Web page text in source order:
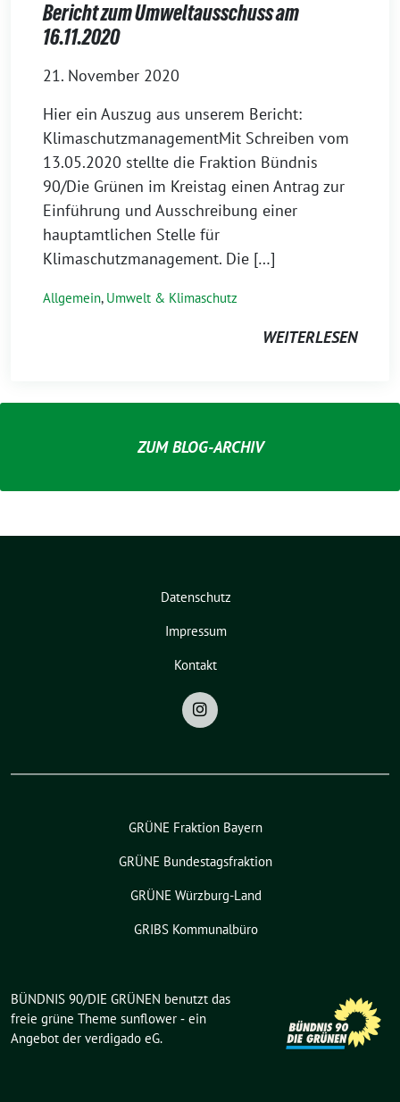
Bericht zum Umweltausschuss am
16.11.2020
21. November 2020
Hier ein Auszug aus unserem Bericht:
KlimaschutzmanagementMit Schreiben vom
13.05.2020 stellte die Fraktion Bündnis
90/Die Grünen im Kreistag einen Antrag zur
Einführung und Ausschreibung einer
hauptamtlichen Stelle für
Klimaschutzmanagement. Die […]
Allgemein, Umwelt & Klimaschutz
WEITERLESEN
ZUM BLOG-ARCHIV
Datenschutz
Impressum
Kontakt
GRÜNE Fraktion Bayern
GRÜNE Bundestagsfraktion
GRÜNE Würzburg-Land
GRIBS Kommunalbüro
BÜNDNIS 90/DIE GRÜNEN benutzt das
freie grüne Theme sunflower ‐ ein
Angebot der verdigado eG.